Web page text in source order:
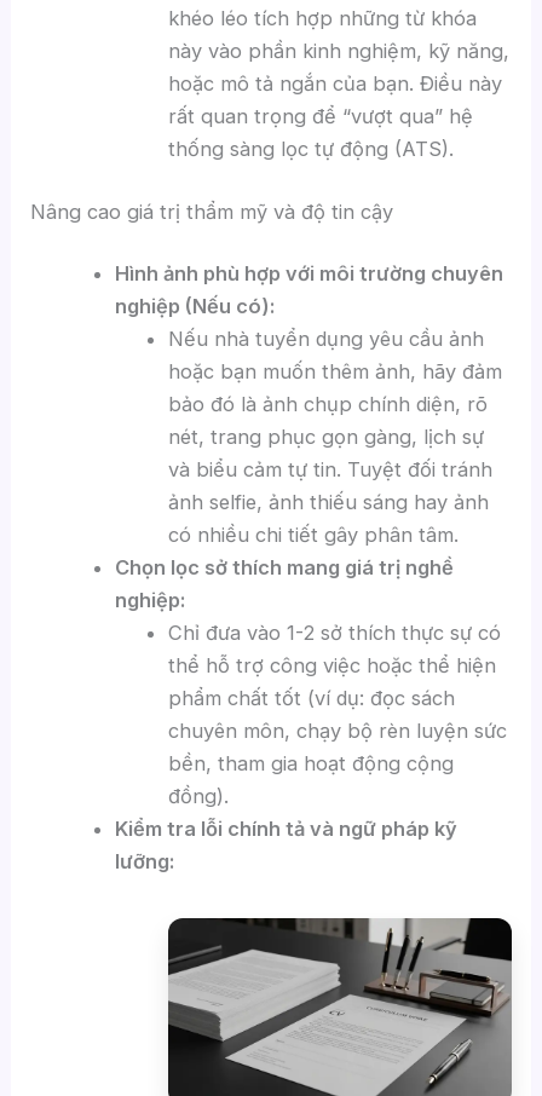
khéo léo tích hợp những từ khóa
này vào phần kinh nghiệm, kỹ năng,
hoặc mô tả ngắn của bạn. Điều này
rất quan trọng để “vượt qua” hệ
thống sàng lọc tự động (ATS).
Nâng cao giá trị thẩm mỹ và độ tin cậy
Hình ảnh phù hợp với môi trường chuyên
nghiệp (Nếu có):
Nếu nhà tuyển dụng yêu cầu ảnh
hoặc bạn muốn thêm ảnh, hãy đảm
bảo đó là ảnh chụp chính diện, rõ
nét, trang phục gọn gàng, lịch sự
và biểu cảm tự tin. Tuyệt đối tránh
ảnh selfie, ảnh thiếu sáng hay ảnh
có nhiều chi tiết gây phân tâm.
Chọn lọc sở thích mang giá trị nghề
nghiệp:
Chỉ đưa vào 1-2 sở thích thực sự có
thể hỗ trợ công việc hoặc thể hiện
phẩm chất tốt (ví dụ: đọc sách
chuyên môn, chạy bộ rèn luyện sức
bền, tham gia hoạt động cộng
đồng).
Kiểm tra lỗi chính tả và ngữ pháp kỹ
lưỡng: